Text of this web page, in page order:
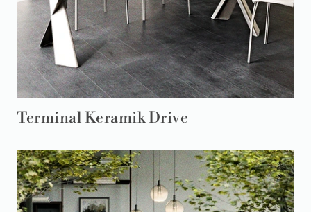
Terminal Keramik Drive